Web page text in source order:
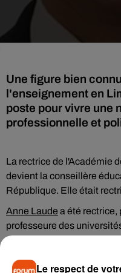
Une figure bien
l'enseignement en
poste pour vivre une
professionnelle et
La rectrice de l'Académie
devient la conseillère
République. Elle était
Anne Laude a été rectrice,
professeure des
du Comité déontologie du
membre du Haut Conseil
Le respect de